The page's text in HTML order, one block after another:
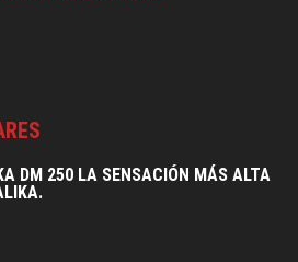
DM 250 LA SENSACIÓN MÁS ALTA